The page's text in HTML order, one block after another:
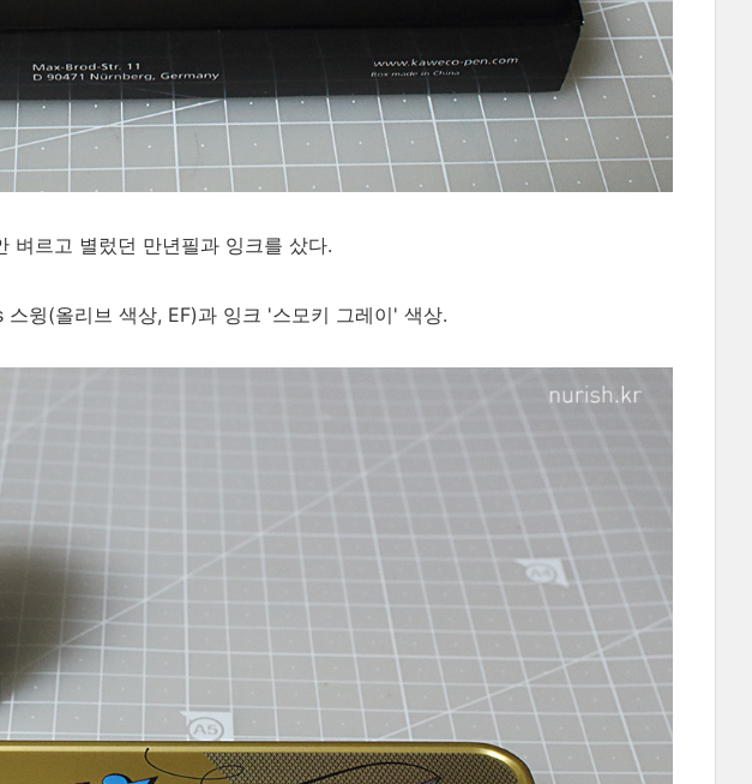
벼르고 별렀던 만년필과 잉크를 샀다.
스윙(올리브 색상, EF)과 잉크 '스모키 그레이' 색상.